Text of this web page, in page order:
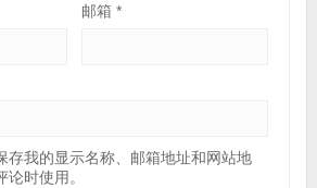
邮箱*
存我的显示名称、邮箱地址和网站地
时使用。